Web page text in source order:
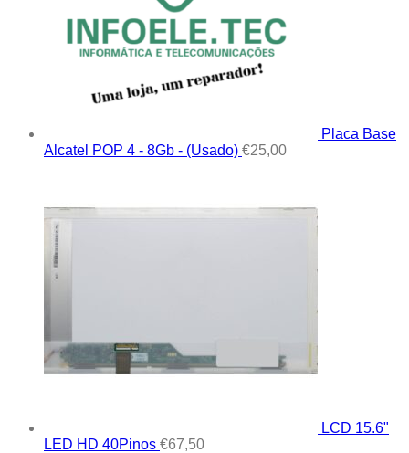
Placa Base
Alcatel POP 4 - 8Gb - (Usado) €25,00
LCD 15.6"
LED HD 40Pinos €67,50